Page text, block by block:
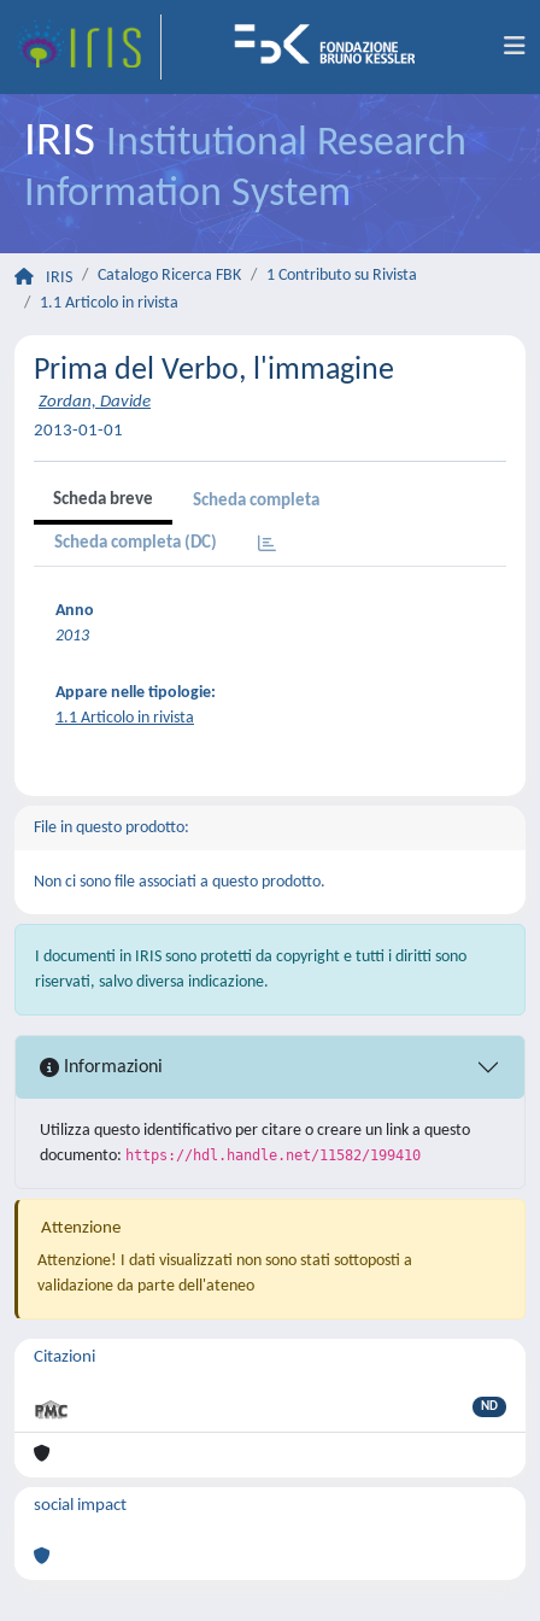
IRIS Institutional Research
Information System
IRIS Catalogo Ricerca FBK
1 Contributo su Rivista
1.1 Articolo in rivista
Prima del Verbo, l'immagine
Zordan, Davide
2013-01-01
Scheda breve Scheda completa
Scheda completa (DC)
Anno
2013
Appare nelle tipologie:
1.1 Articolo in rivista
File in questo prodotto:
Non ci sono file associati a questo prodotto.
I documenti in IRIS sono protetti da copyright e tutti i diritti sono
riservati, salvo diversa indicazione.
Informazioni
Utilizza questo identificativo per citare o creare un link a questo
documento: https://hdl.handle.net/11582/199410
Attenzione
Attenzione! I dati visualizzati non sono stati sottoposti a
validazione da parte dell'ateneo
Citazioni
ND
social impact